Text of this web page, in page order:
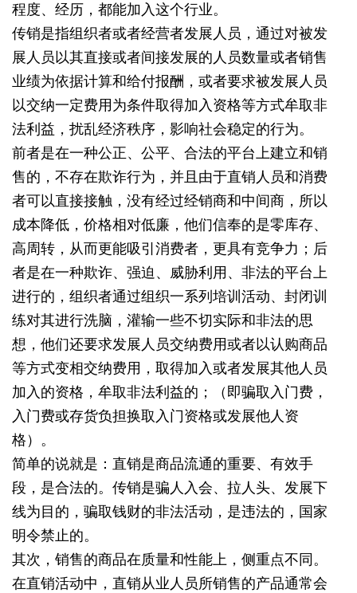
程度、经历，都能加入这个行业。
传销是指组织者或者经营者发展人员，通过对被发
展人员以其直接或者间接发展的人员数量或者销售
业绩为依据计算和给付报酬，或者要求被发展人员
以交纳一定费用为条件取得加入资格等方式牟取非
法利益，扰乱经济秩序，影响社会稳定的行为。
前者是在一种公正、公平、合法的平台上建立和销
售的，不存在欺诈行为，并且由于直销人员和消费
者可以直接接触，没有经过经销商和中间商，所以
成本降低，价格相对低廉，他们信奉的是零库存、
高周转，从而更能吸引消费者，更具有竞争力；后
者是在一种欺诈、强迫、威胁利用、非法的平台上
进行的，组织者通过组织一系列培训活动、封闭训
练对其进行洗脑，灌输一些不切实际和非法的思
想，他们还要求发展人员交纳费用或者以认购商品
等方式变相交纳费用，取得加入或者发展其他人员
加入的资格，牟取非法利益的；（即骗取入门费，
入门费或存货负担换取入门资格或发展他人资
格）。
简单的说就是：直销是商品流通的重要、有效手
段，是合法的。传销是骗人入会、拉人头、发展下
线为目的，骗取钱财的非法活动，是违法的，国家
明令禁止的。
其次，销售的商品在质量和性能上，侧重点不同。
在直销活动中，直销从业人员所销售的产品通常会